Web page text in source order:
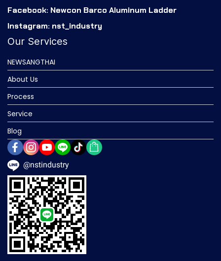
Facebook: Newcon Barco Aluminum Ladder
Instagram: nst_industry
Our Services
NEWSANGTHAI
About Us
Process
Service
Blog
@nstindustry